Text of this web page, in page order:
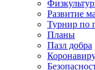
Развитие
Турнир по
Планы
Пазл добра